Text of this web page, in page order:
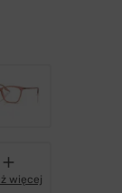
więcej